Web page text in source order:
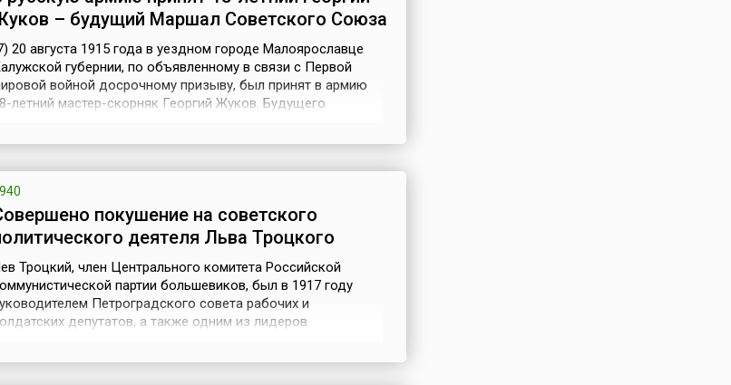
– будущий Маршал Советского Союза
20 августа 1915 года в уездном городе Малоярославце
губернии, по объявленному в связи с Первой
войной досрочному призыву, был принят в армию
летний мастер-скорняк Георгий Жуков. Будущего
в Газетном переулке чет...
покушение на советского
деятеля Льва Троцкого
Троцкий, член Центрального комитета Российской
партии большевиков, был в 1917 году
Петроградского совета рабочих и
депутатов, а также одним из лидеров